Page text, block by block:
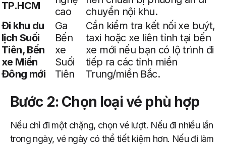
TP.HCM
cao
chuyển nội khu.
Đi khu du
lịch Suối
Tiên, Bến
xe Miền
Đông mới
Ga
Bến
xe
Suối
Tiên
Cần kiểm tra kết nối xe buýt,
taxi hoặc xe liên tỉnh tại bến
xe mới nếu bạn có lộ trình đi
tiếp ra các tỉnh miền
Trung/miền Bắc.
Bước 2: Chọn loại vé phù hợp
Nếu chỉ đi một chặng, chọn vé lượt. Nếu đi nhiều lần
trong ngày, vé ngày có thể tiết kiệm hơn. Nếu đi làm